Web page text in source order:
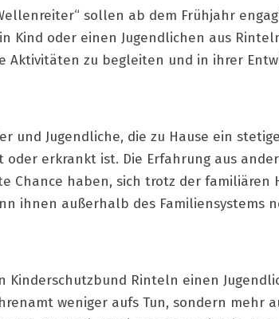
sollen ab dem Frühjahr
Kind oder einen Jugendlichen aus
Aktivitäten zu begleiten und in ihrer
und Jugendliche, die zu Hause ein
erkrankt ist. Die Erfahrung aus
Chance haben, sich trotz der familiären
ihnen außerhalb des Familiensystems
Kinderschutzbund Rinteln einen
weniger aufs Tun, sondern mehr